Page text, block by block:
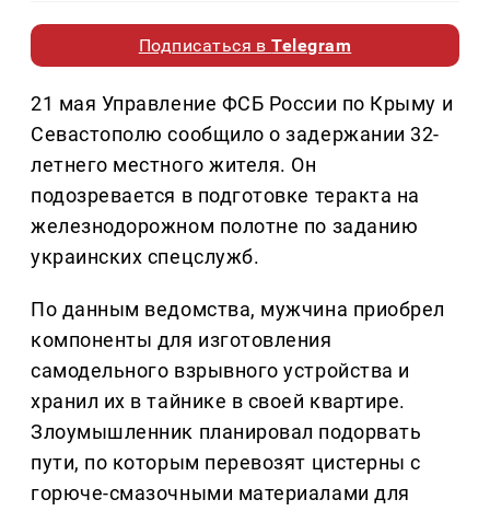
Подписаться вTelegram
21 мая Управление ФСБ России по Крыму и
Севастополю сообщило о задержании 32-
летнего местного жителя. Он
подозревается в подготовке теракта на
железнодорожном полотне по заданию
украинских спецслужб.
По данным ведомства, мужчина приобрел
компоненты для изготовления
самодельного взрывного устройства и
хранил их в тайнике в своей квартире.
Злоумышленник планировал подорвать
пути, по которым перевозят цистерны с
горюче-смазочными материалами для